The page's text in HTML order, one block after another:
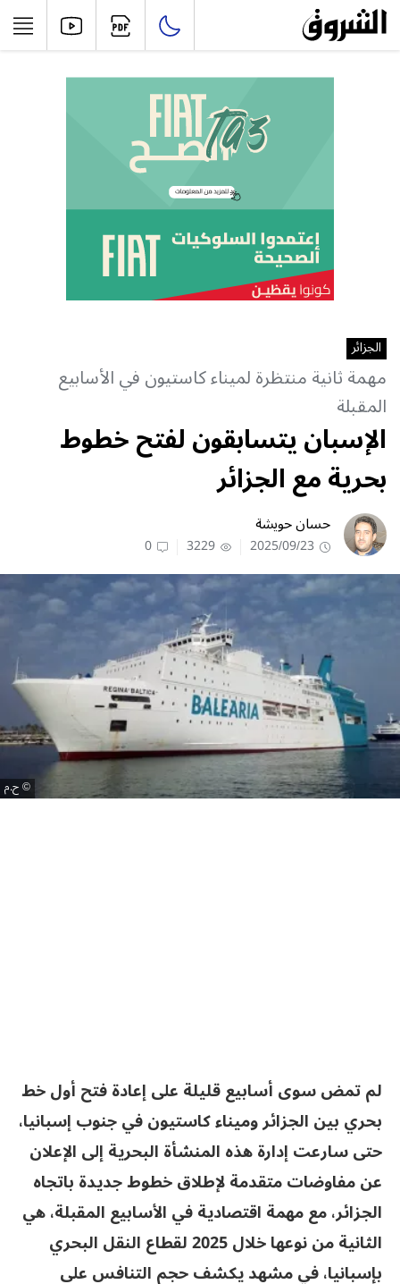
الجزائر
مهمة ثانية منتظرة لميناء كاستيون في الأسابيع
المقبلة
الإسبان يتسابقون لفتح خطوط
بحرية مع الجزائر
حسان حويشة
2025/09/23
3229
0
ح.م
لم تمض سوى أسابيع قليلة على إعادة فتح أول خط
بحري بين الجزائر وميناء كاستيون في جنوب إسبانيا،
حتى سارعت إدارة هذه المنشأة البحرية إلى الإعلان
عن مفاوضات متقدمة لإطلاق خطوط جديدة باتجاه
الجزائر، مع مهمة اقتصادية في الأسابيع المقبلة، هي
الثانية من نوعها خلال 2025 لقطاع النقل البحري
بإسبانيا، في مشهد يكشف حجم التنافس على